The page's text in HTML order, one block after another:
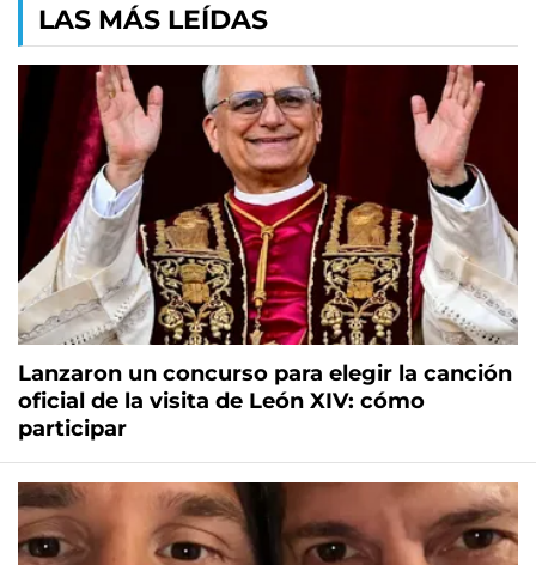
LAS MÁS LEÍDAS
Lanzaron un concurso para elegir la canción
oficial de la visita de León XIV: cómo
participar